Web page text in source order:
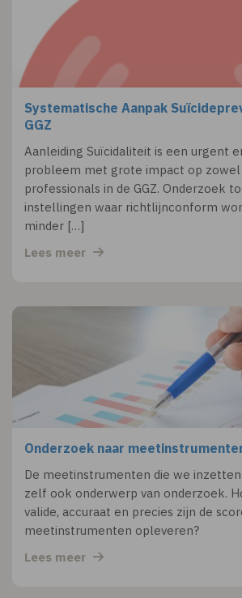
Systematische Aanpak
GGZ
Aanleiding Suïcidaliteit is een urgent
probleem met grote impact op
professionals in de GGZ. Onderzoek
instellingen waar richtlijnconform
minder […]
Lees meer
Onderzoek naar
De meetinstrumenten die we inzetten
zelf ook onderwerp van onderzoek.
valide, accuraat en precies zijn de
meetinstrumenten opleveren?
Lees meer